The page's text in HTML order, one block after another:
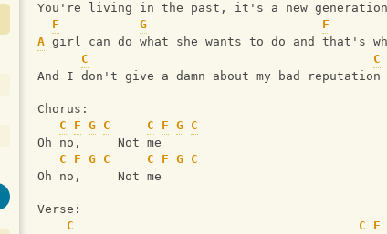
You're living in the past, it's a new generation
F
G F
A girl can do what she wants to do and that's
C
C
And I don't give a damn about my bad reputation
Chorus:
C
F G C C F G C
Oh no,     Not me
C
F G C C F G C
Oh no,     Not me
Verse:
C
C F